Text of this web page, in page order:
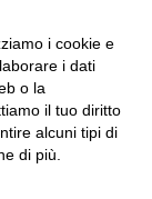
i cookie e
i dati
o la
il tuo diritto
alcuni tipi di
di più.